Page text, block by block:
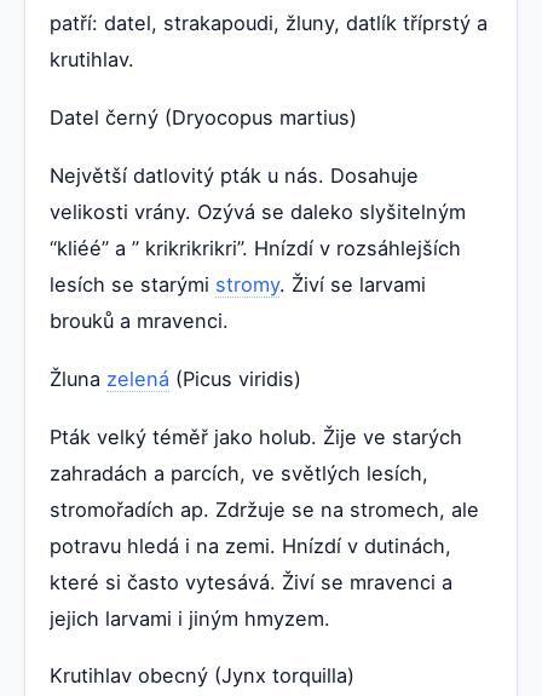
patří: datel, strakapoudi, žluny, datlík tříprstý a
krutihlav.
Datel černý (Dryocopus martius)
Největší datlovitý pták u nás. Dosahuje
velikosti vrány. Ozývá se daleko slyšitelným
“kliéé” a ” krikrikrikri”. Hnízdí v rozsáhlejších
lesích se starými stromy. Živí se larvami
brouků a mravenci.
Žluna zelená (Picus viridis)
Pták velký téměř jako holub. Žije ve starých
zahradách a parcích, ve světlých lesích,
stromořadích ap. Zdržuje se na stromech, ale
potravu hledá i na zemi. Hnízdí v dutinách,
které si často vytesává. Živí se mravenci a
jejich larvami i jiným hmyzem.
Krutihlav obecný (Jynx torquilla)